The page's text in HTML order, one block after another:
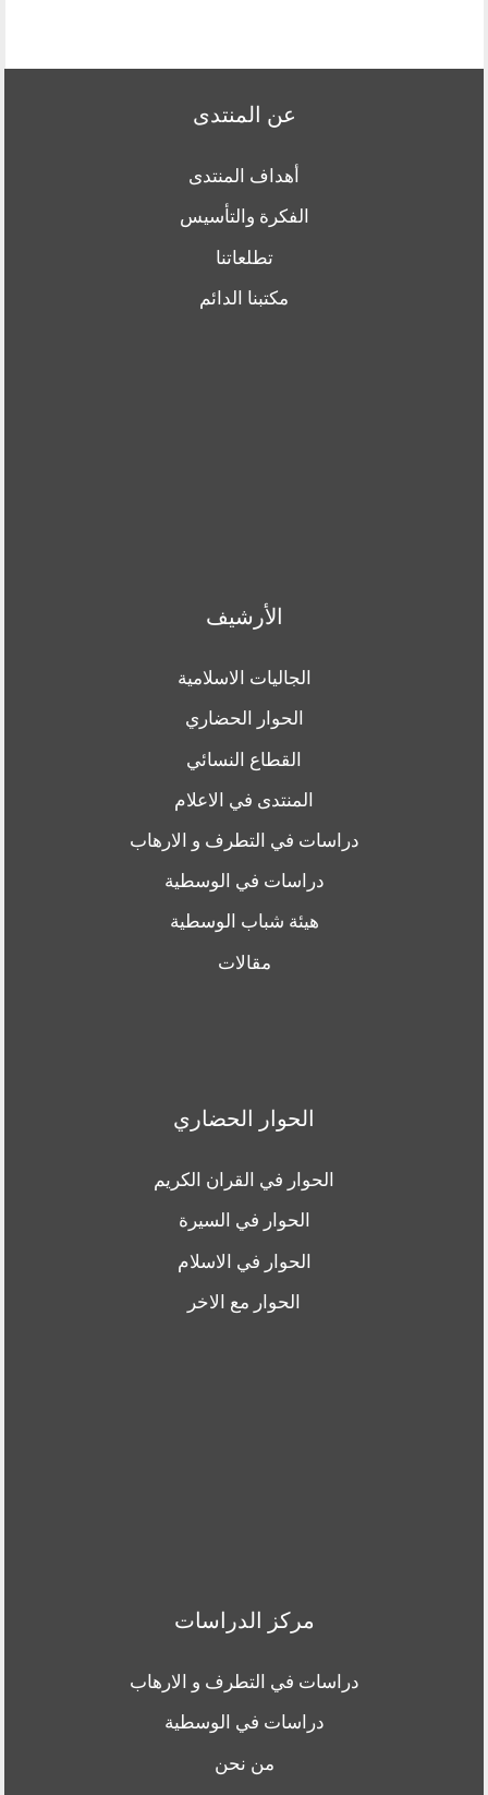
عن المنتدى
أهداف المنتدى
الفكرة والتأسيس
تطلعاتنا
مكتبنا الدائم
الأرشيف
الجاليات الاسلامية
الحوار الحضاري
القطاع النسائي
المنتدى في الاعلام
دراسات في التطرف و الارهاب
دراسات في الوسطية
هيئة شباب الوسطية
مقالات
الحوار الحضاري
الحوار في القران الكريم
الحوار في السيرة
الحوار في الاسلام
الحوار مع الاخر
مركز الدراسات
دراسات في التطرف و الارهاب
دراسات في الوسطية
من نحن